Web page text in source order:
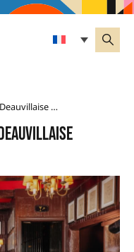
Chez Miocque : L’institution Deauvillaise Retrouve Son Éclat